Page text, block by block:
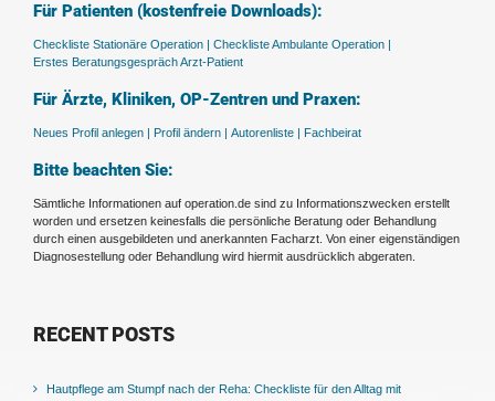
Für Patienten (kostenfreie Downloads):
Checkliste Stationäre Operation |
Checkliste Ambulante Operation |
Erstes Beratungsgespräch Arzt-Patient
Für Ärzte, Kliniken, OP-Zentren und Praxen:
Neues Profil anlegen | Profil ändern | Autorenliste | Fachbeirat
Bitte beachten Sie:
Sämtliche Informationen auf operation.de sind zu Informationszwecken erstellt
worden und ersetzen keinesfalls die persönliche Beratung oder Behandlung
durch einen ausgebildeten und anerkannten Facharzt. Von einer eigenständigen
Diagnosestellung oder Behandlung wird hiermit ausdrücklich abgeraten.
RECENT POSTS
Hautpflege am Stumpf nach der Reha: Checkliste für den Alltag mit